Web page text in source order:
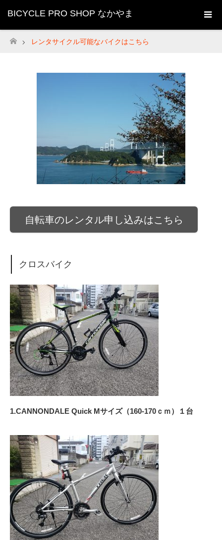
BICYCLE PRO SHOP なかやま
ホーム
レンタサイクル可能なバイクはこちら
自転車のレンタル申し込みはこちら
クロスバイク
1.CANNONDALE Quick Mサイズ（160-170ｃｍ）１台